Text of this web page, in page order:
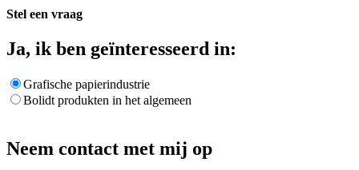
Stel een vraag
Ja, ik ben geïnteresseerd in:
Grafische papierindustrie
Bolidt produkten in het algemeen
Neem contact met mij op